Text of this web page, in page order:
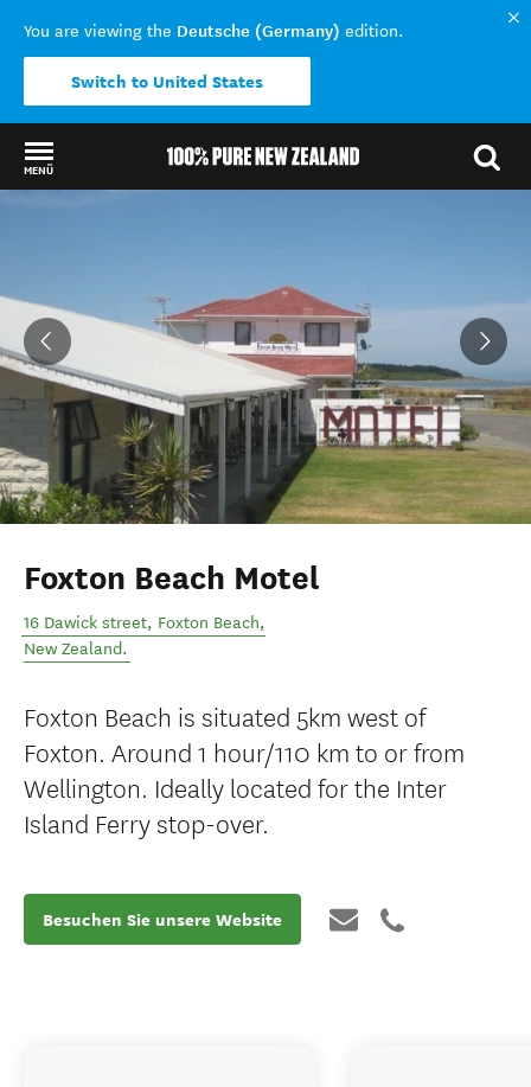
You are viewing the Deutsche (Germany) edition.
Switch to United States
MENÜ
Foxton Beach Motel
16 Dawick street, Foxton Beach,
New Zealand.
Foxton Beach is situated 5km west of
Foxton. Around 1 hour/110 km to or from
Wellington. Ideally located for the Inter
Island Ferry stop-over.
Besuchen Sie unsere Website